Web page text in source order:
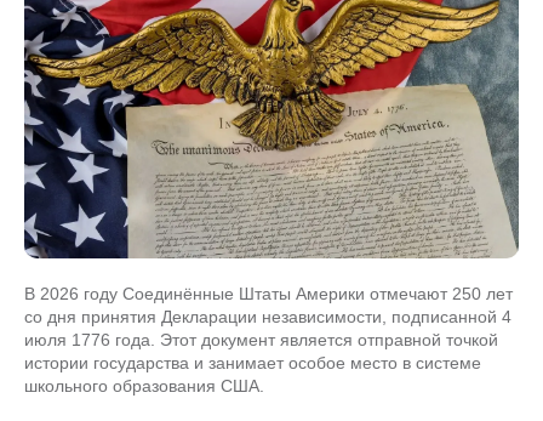
В 2026 году Соединённые Штаты Америки отмечают 250 лет
со дня принятия Декларации независимости, подписанной 4
июля 1776 года. Этот документ является отправной точкой
истории государства и занимает особое место в системе
школьного образования США.